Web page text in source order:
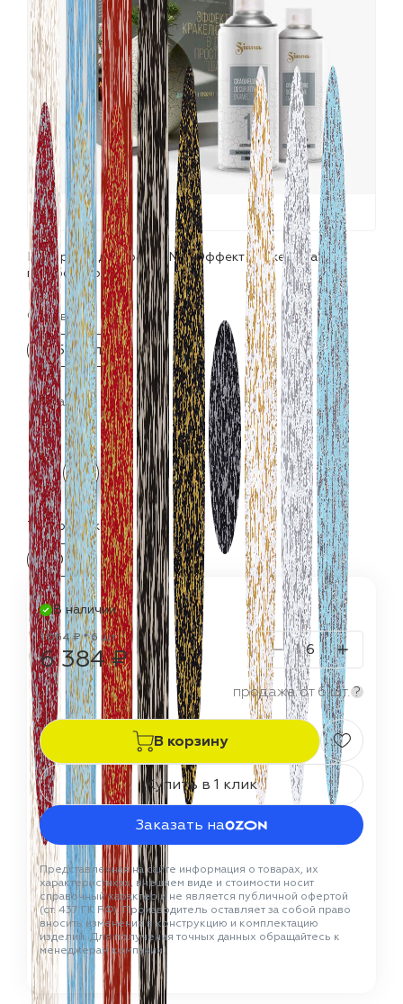
и эмали
Набор для декора SIANA "Эффект Кракелюра"
голубой+золото
Фасовка:
2х520 мл
Цвета:
Термостойкость:
150 °C
В наличии
1 064 ₽ * 6 шт
6 384 ₽
продажа от 6 шт. ?
В корзину
Купить в 1 клик
Заказать на
Представленная на сайте информация о товарах, их
характеристиках, внешнем виде и стоимости носит
справочный характер и не является публичной офертой
(ст. 437 ГК РФ). Производитель оставляет за собой право
вносить изменения в конструкцию и комплектацию
изделий. Для получения точных данных обращайтесь к
менеджерам компании.